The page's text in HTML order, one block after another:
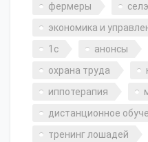
фермеры
экономика и
1с
анонсы
охрана труда
иппотерапия
дистанционное
тренинг лошадей